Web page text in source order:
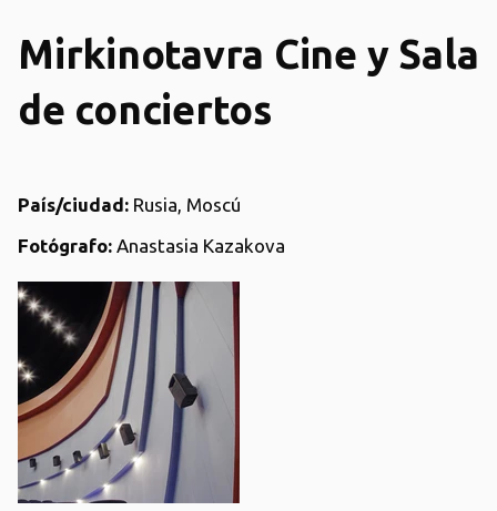
Mirkinotavra Cine y Sala
de conciertos
País/ciudad: Rusia, Moscú
Fotógrafo: Anastasia Kazakova